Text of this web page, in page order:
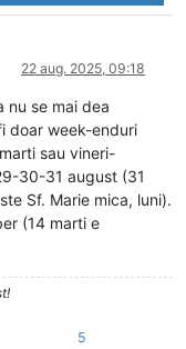
22 aug. 2025, 09:18
nu se mai dea
doar week-enduri
sau vineri-
30-31 august (31
Sf. Marie mica, luni).
(14 marti e
5